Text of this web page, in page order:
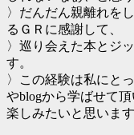
〉だんだん親離れを
るＧＲに感謝して、
〉巡り会えた本とジ
す。
〉この経験は私にと
やblogから学ばせて
楽しみたいと思いま